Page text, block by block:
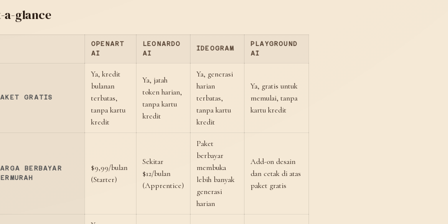
a-glance
OPENART
AI
LEONARDO
AI
IDEOGRAM
PLAYGROUND
AI
GRATIS
Ya, kredit
bulanan
terbatas,
tanpa kartu
kredit
Ya, jatah
token harian,
tanpa kartu
kredit
Ya, generasi
harian
terbatas,
tanpa kartu
kredit
Ya, gratis untuk
memulai, tanpa
kartu kredit
BERBAYAR
$9,99/bulan
(Starter)
Sekitar
$12/bulan
(Apprentice)
Paket
berbayar
membuka
lebih banyak
generasi
harian
Add-on desain
dan cetak di atas
paket gratis